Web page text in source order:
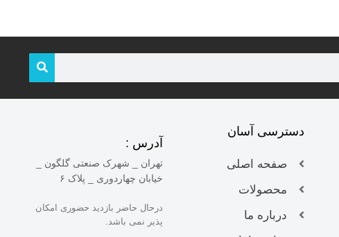
دسترسی آسان
صفحه اصلی
محصولات
درباره ما
آدرس :
تهران _ شهرک صنعتی گلگون _
خیابان چهاردوری _ پلاک ۶
درحال حاضر بازدید حضوری امکان
پذیر نمی باشد.